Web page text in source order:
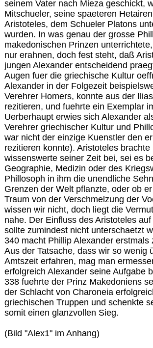
seinem Vater nach Mieza geschickt,
Mitschueler, seine spaeteren
Aristoteles, dem Schueler Platons
wurden. In was genau der grosse
makedonischen Prinzen
nur erahnen, doch fest steht, daß
jungen Alexander entscheidend
Augen fuer die griechische Kultur
Alexander in der Folgezeit
Verehrer Homers, konnte aus der
rezitieren, und fuehrte ein Exemplar
Uerberhaupt erwies sich Alexander
Verehrer griechischer Kultur und
war nicht der einzige Kuenstler den
rezitieren konnte). Aristoteles brachte
wissenswerte seiner Zeit bei, sei es
Geographie, Medizin oder des
Phillosoph in ihm die unendliche
Grenzen der Welt pflanzte, oder ob
Traum von der Verschmelzung der
wissen wir nicht, doch liegt die
nahe. Der Einfluss des Aristoteles
sollte zumindest nicht unterschaetzt
340 macht Phillip Alexander erstmals
Aus der Tatsache, dass wir so wenig
Amtszeit erfahren, mag man
erfolgreich Alexander seine Aufgabe
338 fuehrte der Prinz Makedoniens
der Schlacht von Charoneia
griechischen Truppen und schenkte
somit einen glanzvollen Sieg.
(Bild "Alex1" im Anhang)